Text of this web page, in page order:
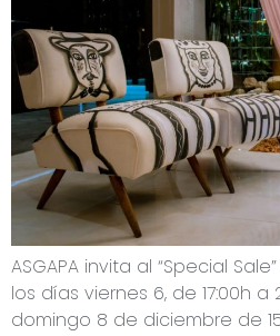
ASGAPA invita al “Special
los días viernes 6, de 17:00h a
domingo 8 de diciembre de